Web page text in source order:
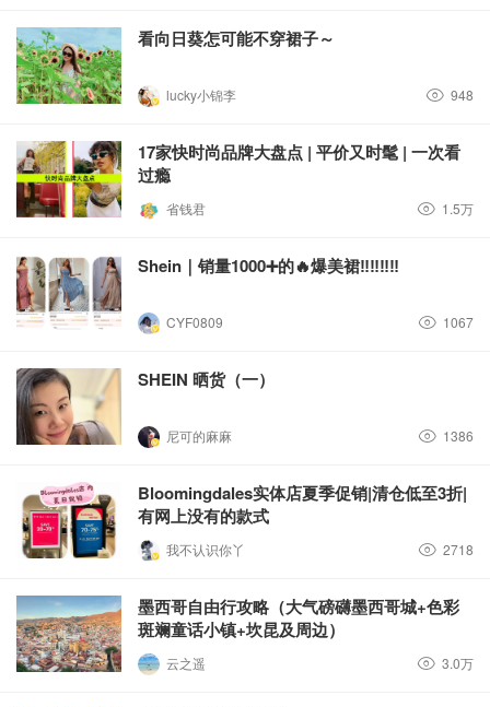
看向日葵怎可能不穿裙子～
lucky小锦李 948
17家快时尚品牌大盘点 | 平价又时髦 | 一次看
过瘾
省钱君 1.5万
Shein｜销量1000➕的🔥爆美裙‼️‼️‼️‼️
CYF0809 1067
SHEIN 晒货（一）
尼可的麻麻 1386
Bloomingdales实体店夏季促销|清仓低至3折|
有网上没有的款式
我不认识你丫 2718
墨西哥自由行攻略（大气磅礴墨西哥城+色彩
斑斓童话小镇+坎昆及周边）
云之遥 3.0万